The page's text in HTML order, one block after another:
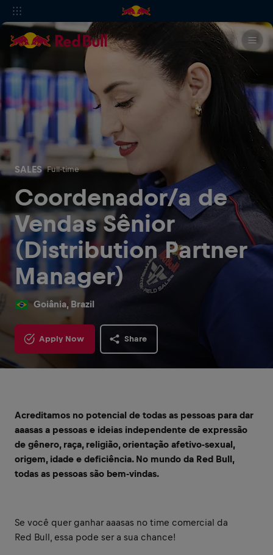
SALES Full-time
Coordenador/a de
Vendas Sênior
(Distribution Partner
Manager)
Goiânia, Brazil
Apply Now Share
Acreditamos no potencial de todas as pessoas para dar
aaasas a pessoas e ideias independente de expressão
de gênero, raça, religião, orientação afetivo-sexual,
origem, idade e deficiência. No mundo da Red Bull,
todas as pessoas são bem-vindas.
Se você quer ganhar aaasas no time comercial da
Red Bull, essa pode ser a sua chance!